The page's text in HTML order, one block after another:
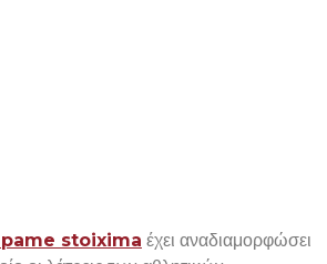
stoixima έχει αναδιαμορφώσει